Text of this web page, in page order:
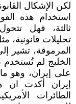
لكن الإشكال
استخدام هذه
ثالثة، فهل
المرموقة، تشير
الخليج لم
على إيران، وهو
إيران أكدت ان
الطائرات